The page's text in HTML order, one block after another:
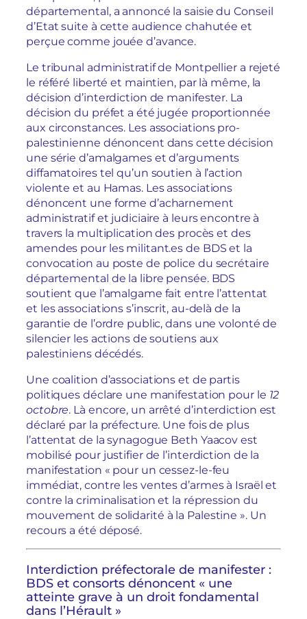
départemental, a annoncé la saisie du Conseil
d’Etat suite à cette audience chahutée et
perçue comme jouée d’avance.
Le tribunal administratif de Montpellier a rejeté
le référé liberté et maintien, par là même, la
décision d’interdiction de manifester. La
décision du préfet a été jugée proportionnée
aux circonstances. Les associations pro-
palestinienne dénoncent dans cette décision
une série d’amalgames et d’arguments
diffamatoires tel qu’un soutien à l’action
violente et au Hamas. Les associations
dénoncent une forme d’acharnement
administratif et judiciaire à leurs encontre à
travers la multiplication des procès et des
amendes pour les militant.es de BDS et la
convocation au poste de police du secrétaire
départemental de la libre pensée. BDS
soutient que l’amalgame fait entre l’attentat
et les associations s’inscrit, au-delà de la
garantie de l’ordre public, dans une volonté de
silencier les actions de soutiens aux
palestiniens décédés.
Une coalition d’associations et de partis
politiques déclare une manifestation pour le 12
octobre. Là encore, un arrêté d’interdiction est
déclaré par la préfecture. Une fois de plus
l’attentat de la synagogue Beth Yaacov est
mobilisé pour justifier de l’interdiction de la
manifestation « pour un cessez-le-feu
immédiat, contre les ventes d’armes à Israël et
contre la criminalisation et la répression du
mouvement de solidarité à la Palestine ». Un
recours a été déposé.
Interdiction préfectorale de manifester :
BDS et consorts dénoncent « une
atteinte grave à un droit fondamental
dans l’Hérault »